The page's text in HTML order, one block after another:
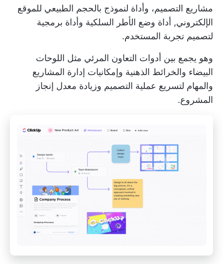
مشاريع التصميم، وأداة لنموذج بالحجم الطبيعي للموقع
الإلكتروني, أداة وضع الأطر السلكية وأداة برمجية
لتصميم تجربة المستخدم.
وهو يجمع بين أدوات التعاون المرئي مثل اللوحات
البيضاء والخرائط الذهنية وإمكانيات إدارة المشاريع
والمهام لتسريع عملية التصميم وزيادة معدل إنجاز
المشروع.